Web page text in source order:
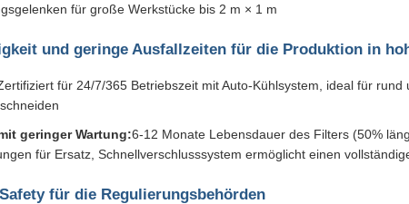
für große Werkstücke bis 2 m × 1 m
und geringe Ausfallzeiten für die Produktion in
für 24/7/365 Betriebszeit mit Auto-Kühlsystem, ideal für
geringer Wartung:6-12 Monate Lebensdauer des Filters (50%
für Ersatz, Schnellverschlusssystem ermöglicht einen
für die Regulierungsbehörden